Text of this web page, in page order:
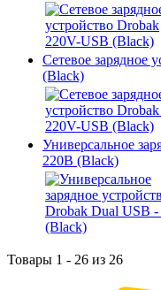
Сетевое зарядное
(Black)
Универсальное
220В (Black)
Товары 1 - 26 из 26